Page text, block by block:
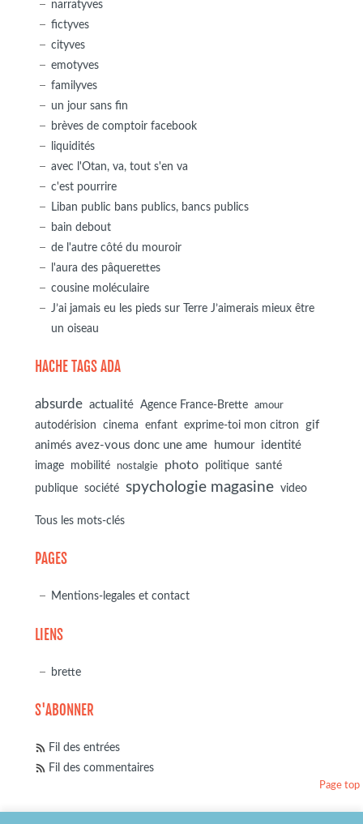
narratyves
fictyves
cityves
emotyves
familyves
un jour sans fin
brèves de comptoir facebook
liquidités
avec l'Otan, va, tout s'en va
c'est pourrire
Liban public bans publics, bancs publics
bain debout
de l'autre côté du mouroir
l'aura des pâquerettes
cousine moléculaire
J’ai jamais eu les pieds sur Terre J’aimerais mieux être
un oiseau
HACHE TAGS ADA
absurde actualité Agence France-Brette amour
autodérision cinema enfant exprime-toi mon citron
gif
animés avez-vous donc une ame
humour identité
image mobilité nostalgie photo politique
santé
publique
société spychologie magasine video
Tous les mots-clés
PAGES
Mentions-legales et contact
LIENS
brette
S'ABONNER
Fil des entrées
Fil des commentaires
Page top